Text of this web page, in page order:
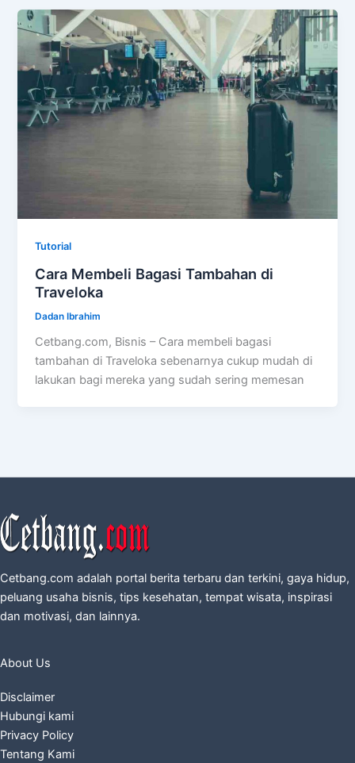
Tutorial
Cara Membeli Bagasi Tambahan di
Traveloka
Dadan Ibrahim
Cetbang.com, Bisnis – Cara membeli bagasi
tambahan di Traveloka sebenarnya cukup mudah di
lakukan bagi mereka yang sudah sering memesan
Cetbang.com adalah portal berita terbaru dan terkini, gaya hidup,
peluang usaha bisnis, tips kesehatan, tempat wisata, inspirasi
dan motivasi, dan lainnya.
About Us
Disclaimer
Hubungi kami
Privacy Policy
Tentang Kami